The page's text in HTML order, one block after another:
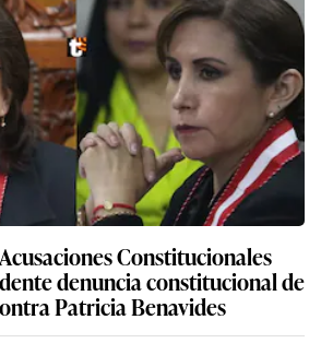
Constitucionales
denuncia constitucional de
Patricia Benavides